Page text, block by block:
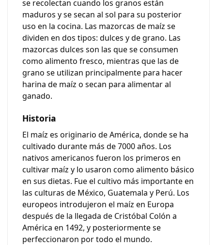
se recolectan cuando los granos están
maduros y se secan al sol para su posterior
uso en la cocina. Las mazorcas de maíz se
dividen en dos tipos: dulces y de grano. Las
mazorcas dulces son las que se consumen
como alimento fresco, mientras que las de
grano se utilizan principalmente para hacer
harina de maíz o secan para alimentar al
ganado.
Historia
El maíz es originario de América, donde se ha
cultivado durante más de 7000 años. Los
nativos americanos fueron los primeros en
cultivar maíz y lo usaron como alimento básico
en sus dietas. Fue el cultivo más importante en
las culturas de México, Guatemala y Perú. Los
europeos introdujeron el maíz en Europa
después de la llegada de Cristóbal Colón a
América en 1492, y posteriormente se
perfeccionaron por todo el mundo.